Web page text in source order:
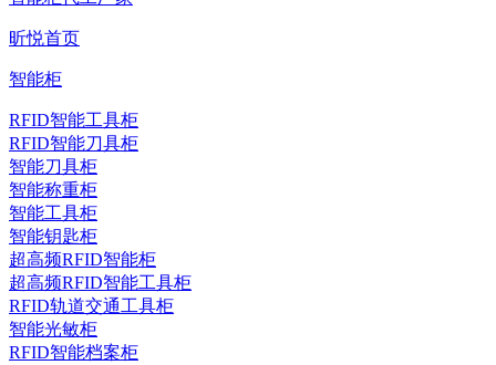
昕悦首页
智能柜
RFID智能工具柜
RFID智能刀具柜
智能刀具柜
智能称重柜
智能工具柜
智能钥匙柜
超高频RFID智能柜
超高频RFID智能工具柜
RFID轨道交通工具柜
智能光敏柜
RFID智能档案柜